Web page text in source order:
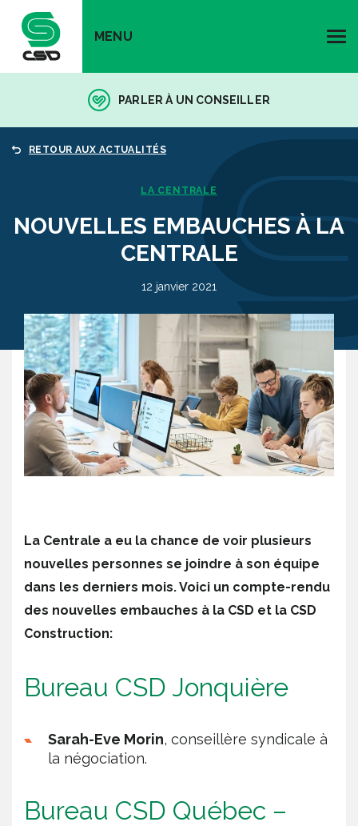
MENU
PARLER À UN CONSEILLER
RETOUR AUX ACTUALITÉS
LA CENTRALE
NOUVELLES EMBAUCHES À LA
CENTRALE
12 janvier 2021
La Centrale a eu la chance de voir plusieurs
nouvelles personnes se joindre à son équipe
dans les derniers mois. Voici un compte-rendu
des nouvelles embauches à la CSD et la CSD
Construction:
Bureau CSD Jonquière
Sarah-Eve Morin, conseillère syndicale à
la négociation.
Bureau CSD Québec –